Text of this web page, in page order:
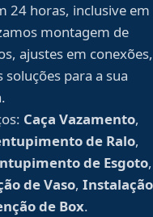
24 horas, inclusive em
montagem de
ajustes em conexões,
para a sua
Caça Vazamento,
de Ralo,
de Esgoto,
de Vaso, Instalação
de Box.